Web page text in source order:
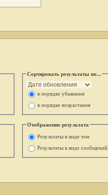
Сортировать результаты по...
в порядке убывания
в порядке возрастания
Отображение результата
Результаты в виде тем
Результаты в виде сообщений